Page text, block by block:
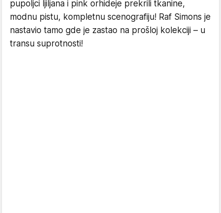
pupoljci ljiljana i pink orhideje prekrili tkanine,
modnu pistu, kompletnu scenografiju! Raf Simons je
nastavio tamo gde je zastao na prošloj kolekciji – u
transu suprotnosti!